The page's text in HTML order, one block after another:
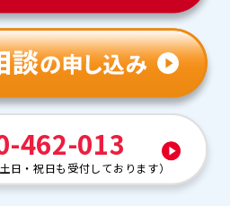
462-013
土日・祝日も受付しております）